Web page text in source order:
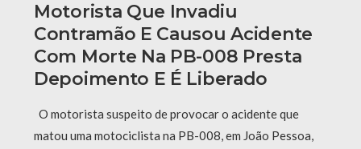
Motorista Que Invadiu
Contramão E Causou Acidente
Com Morte Na PB-008 Presta
Depoimento E É Liberado
O motorista suspeito de provocar o acidente que
matou uma motociclista na PB-008, em João Pessoa,